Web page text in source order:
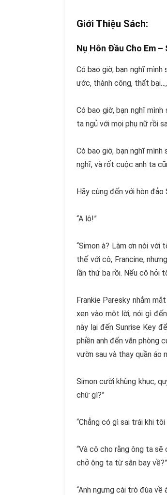
Giới Thiệu Sách:
Nụ Hôn Đầu Cho Em –
Có bao giờ, bạn nghĩ
ước, thành công, thất
Có bao giờ, bạn nghĩ
ta ngủ với mọi phụ nữ rồi
Có bao giờ, bạn nghĩ
nghĩ, và rốt cuộc anh ta
Hãy cùng đến với hòn
“A lô!”
“Simon à? Làm ơn nói với
thế với cô, Francine,
lần thứ ba rồi. Nếu cô hỏi
Frankie Paresky nhắm
xen vào một lời, nói gì
này lại đến Sunrise Key
phiền anh đến văn phòng
vườn sau và thay quần áo
Simon cười khùng khục,
chứ gì?”
“Chẳng có gì sai trái khi
“Và cô cho rằng ông ta
chở ông ta từ sân bay về?”
“Anh ngưng cái trò đùa về